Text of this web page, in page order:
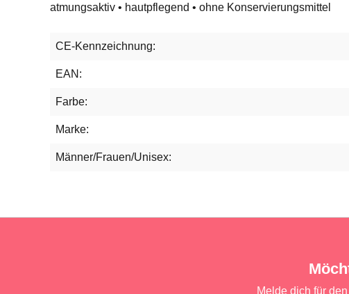
atmungsaktiv • hautpflegend • ohne Konservierungsmittel
CE-Kennzeichnung:
EAN:
Farbe:
Marke:
Männer/Frauen/Unisex:
Melde dich für